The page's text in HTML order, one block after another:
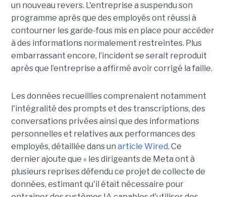
un nouveau revers. L'entreprise a suspendu son
programme après que des employés ont réussi à
contourner les garde-fous mis en place pour accéder
à des informations normalement restreintes. Plus
embarrassant encore, l’incident se serait reproduit
après que l’entreprise a affirmé avoir corrigé la faille.
Les données recueillies comprenaient notamment
l'intégralité des prompts et des transcriptions, des
conversations privées ainsi que des informations
personnelles et relatives aux performances des
employés, détaillée dans un article Wired. Ce
dernier ajoute que « les dirigeants de Meta ont à
plusieurs reprises défendu ce projet de collecte de
données, estimant qu'il était nécessaire pour